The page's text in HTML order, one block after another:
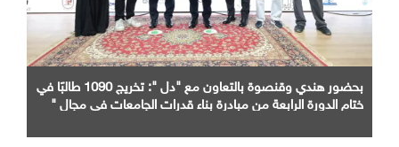
بحضور هندي وقنصوة بالتعاون مع "دل ": تخريج 1090 طالبًا في
ختام الدورة الرابعة من مبادرة بناء قدرات الجامعات في مجال "